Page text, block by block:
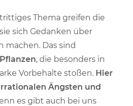
Thema greifen die
sich Gedanken über
machen. Das sind
, die besonders in
Vorbehalte stoßen. Hier
Ängsten und
es gibt auch bei uns